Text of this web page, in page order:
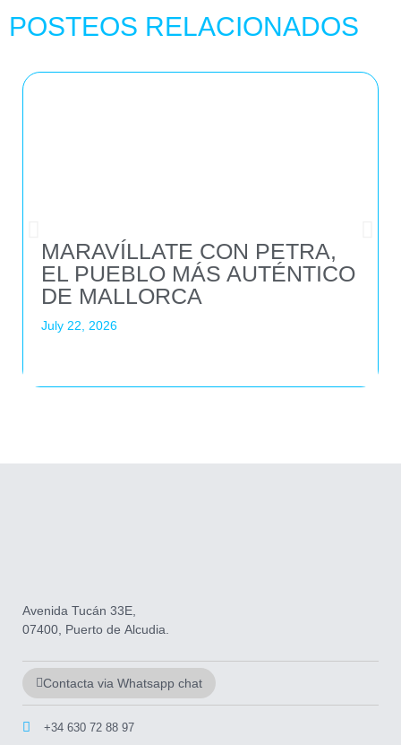
POSTEOS RELACIONADOS
MARAVÍLLATE CON PETRA,
EL PUEBLO MÁS AUTÉNTICO
DE MALLORCA
July 22, 2026
Avenida Tucán 33E,
07400, Puerto de Alcudia.
Contacta via Whatsapp chat
+34 630 72 88 97